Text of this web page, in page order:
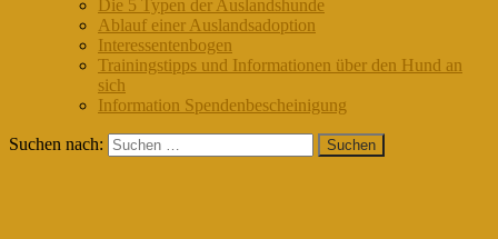
Die 5 Typen der Auslandshunde
Ablauf einer Auslandsadoption
Interessentenbogen
Trainingstipps und Informationen über den Hund an
sich
Information Spendenbescheinigung
Suchen nach: